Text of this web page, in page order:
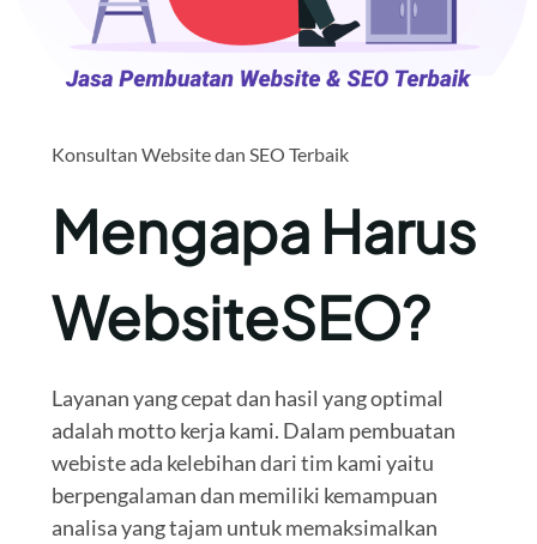
Konsultan Website dan SEO Terbaik
Mengapa Harus
WebsiteSEO?
Layanan yang cepat dan hasil yang optimal
adalah motto kerja kami. Dalam pembuatan
webiste ada kelebihan dari tim kami yaitu
berpengalaman dan memiliki kemampuan
analisa yang tajam untuk memaksimalkan